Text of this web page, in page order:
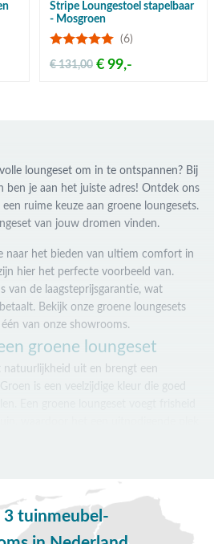
Stripe Loungestoel stapelbaar
- Mosgroen
(6)
€ 99,-
€ 131,00
loungeset om in te ontspannen? Bij
ben je aan het juiste adres! Ontdek ons
ruime keuze aan groene loungesets.
van jouw dromen vinden.
naar het bieden van ultiem comfort in
hier het perfecte voorbeeld van.
van de laagsteprijsgarantie, wat
Bekijk onze groene loungesets
van onze showrooms.
groene loungeset
natuurlijkheid uit en brengt een
is een veelzijdige kleur die goed
zon en behoudt zijn frisheid, zelfs onder
Dit zorgt ervoor dat je langdurig
seizoen na seizoen.
3 tuinmeubel-